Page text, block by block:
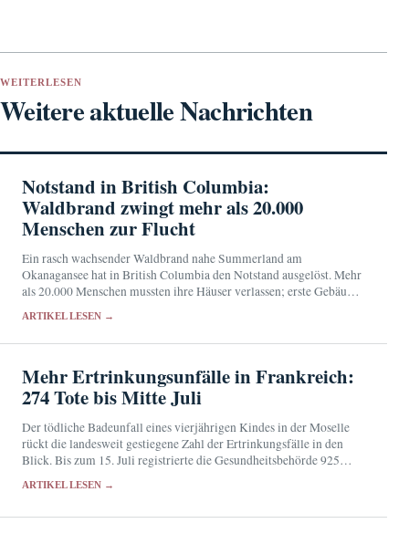
WEITERLESEN
Weitere aktuelle Nachrichten
Notstand in British Columbia:
Waldbrand zwingt mehr als 20.000
Menschen zur Flucht
Ein rasch wachsender Waldbrand nahe Summerland am
Okanagansee hat in British Columbia den Notstand ausgelöst. Mehr
als 20.000 Menschen mussten ihre Häuser verlassen; erste Gebäude
ARTIKEL LESEN →
Mehr Ertrinkungsunfälle in Frankreich:
274 Tote bis Mitte Juli
Der tödliche Badeunfall eines vierjährigen Kindes in der Moselle
rückt die landesweit gestiegene Zahl der Ertrinkungsfälle in den
Blick. Bis zum 15. Juli registrierte die Gesundheitsbehörde 925
ARTIKEL LESEN →